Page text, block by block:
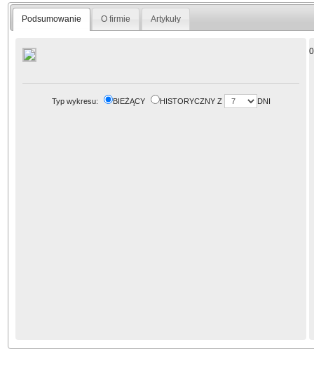
Podsumowanie O firmie Artykuły
Typ wykresu: BIEŻĄCY HISTORYCZNY Z DNI